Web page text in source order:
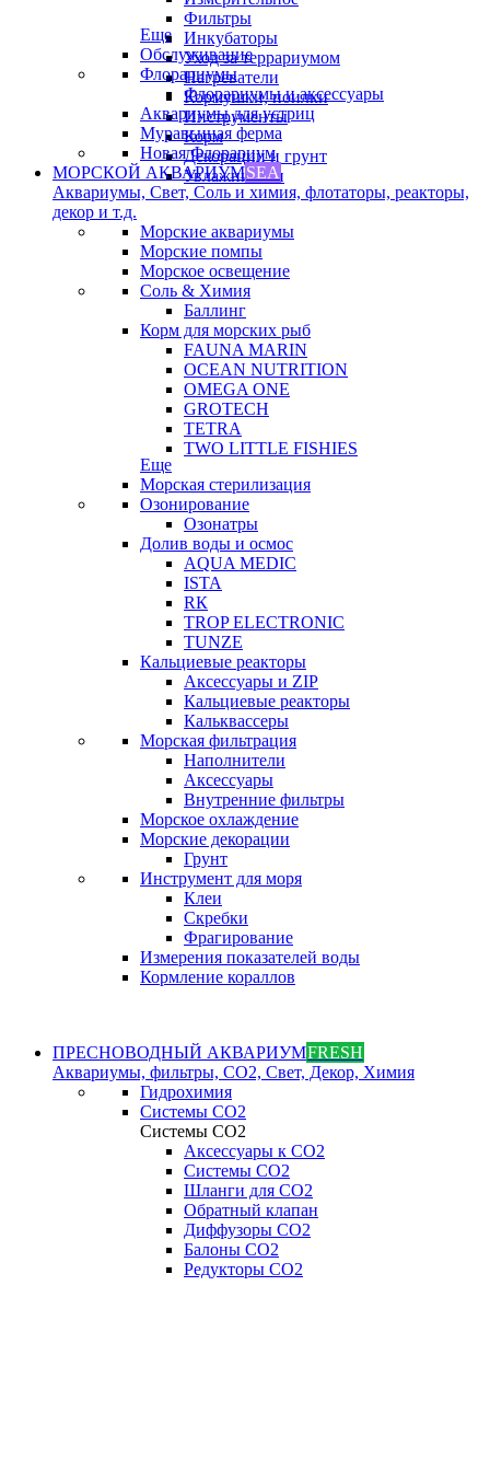
Фильтры
Инкубаторы
Уход за террариумом
Нагреватели
Кормушки, поилки
Инструменты
Корм
Декорации и грунт
Увлажнители
Еще
Обслуживание
Флорариумы
Флорариумы и аксессуары
Аквариумы для устриц
Муравьиная ферма
Новая Флорариум
МОРСКОЙ АКВАРИУМSEA
Аквариумы, Свет, Соль и химия, флотаторы, реакторы,
декор и т.д.
Морские аквариумы
Морские помпы
Морское освещение
Соль & Химия
Баллинг
Корм для морских рыб
FAUNA MARIN
OCEAN NUTRITION
OMEGA ONE
GROTECH
TETRA
TWO LITTLE FISHIES
Еще
Морская стерилизация
Озонирование
Озонатры
Долив воды и осмос
AQUA MEDIC
ISTA
RК
TROP ELECTRONIC
TUNZE
Кальциевые реакторы
Аксессуары и ZIP
Кальциевые реакторы
Кальквассеры
Морская фильтрация
Наполнители
Аксессуары
Внутренние фильтры
Морское охлаждение
Морские декорации
Грунт
Инструмент для моря
Клеи
Скребки
Фрагирование
Измерения показателей воды
Кормление кораллов
ПРЕСНОВОДНЫЙ АКВАРИУМFRESH
Аквариумы, фильтры, СО2, Свет, Декор, Химия
Гидрохимия
Системы СО2
Системы СО2
Аксессуары к СО2
Системы СО2
Шланги для CO2
Обратный клапан
Диффузоры СO2
Балоны CO2
Редукторы CO2